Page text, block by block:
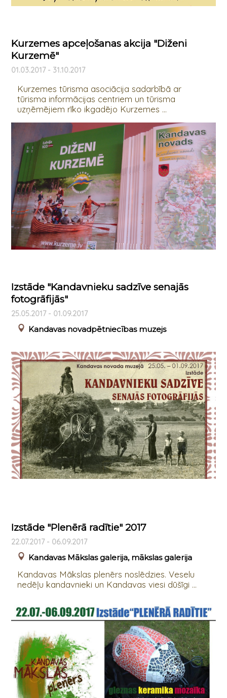
Kurzemes apceļošanas akcija "Diženi
Kurzemē"
01.03.2017 - 31.10.2017
Kurzemes tūrisma asociācija sadarbībā ar
tūrisma informācijas centriem un tūrisma
uzņēmējiem rīko ikgadējo Kurzemes ...
Izstāde "Kandavnieku sadzīve senajās
fotogrāfijās"
25.05.2017 - 01.09.2017
Kandavas novadpētniecības muzejs
Izstāde "Plenērā radītie" 2017
22.07.2017 - 06.09.2017
Kandavas Mākslas galerija, mākslas galerija
Kandavas Mākslas plenērs noslēdzies. Veselu
nedēļu kandavnieki un Kandavas viesi dūšīgi ...